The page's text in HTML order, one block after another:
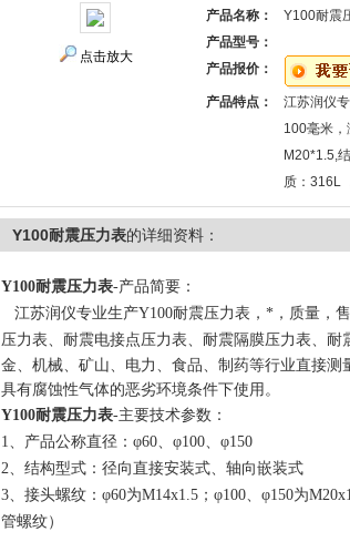
点击放大
产品名称：
Y100耐震
产品型号：
产品报价：
产品特点：
江苏润仪
100毫米
M20*1.5,
质：316L
Y100耐震压力表的详细资料：
Y100耐震压力表-产品简要：
江苏润仪专业生产Y100耐震压力表，*，质量，
压力表、耐震电接点压力表、耐震隔膜压力表、
金、机械、矿山、电力、食品、制药等行业直接测
具有腐蚀性气体的恶劣环境条件下使用。
Y100耐震压力表-主要技术参数：
1、产品公称直径：φ60、φ100、φ150
2、结构型式：径向直接安装式、轴向嵌装式
3、接头螺纹：φ60为M14x1.5；φ100、φ150为
管螺纹）